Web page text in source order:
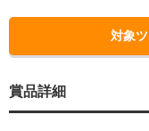
対象
賞品詳細